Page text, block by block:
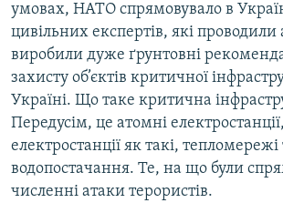
умовах, НАТО спрямовувало в
цивільних експертів, які проводили
виробили дуже ґрунтовні
захисту об’єктів критичної
Україні. Що таке критична
Передусім, це атомні
електростанції як такі, тепломережі
водопостачання. Те, на що були
численні атаки терористів.